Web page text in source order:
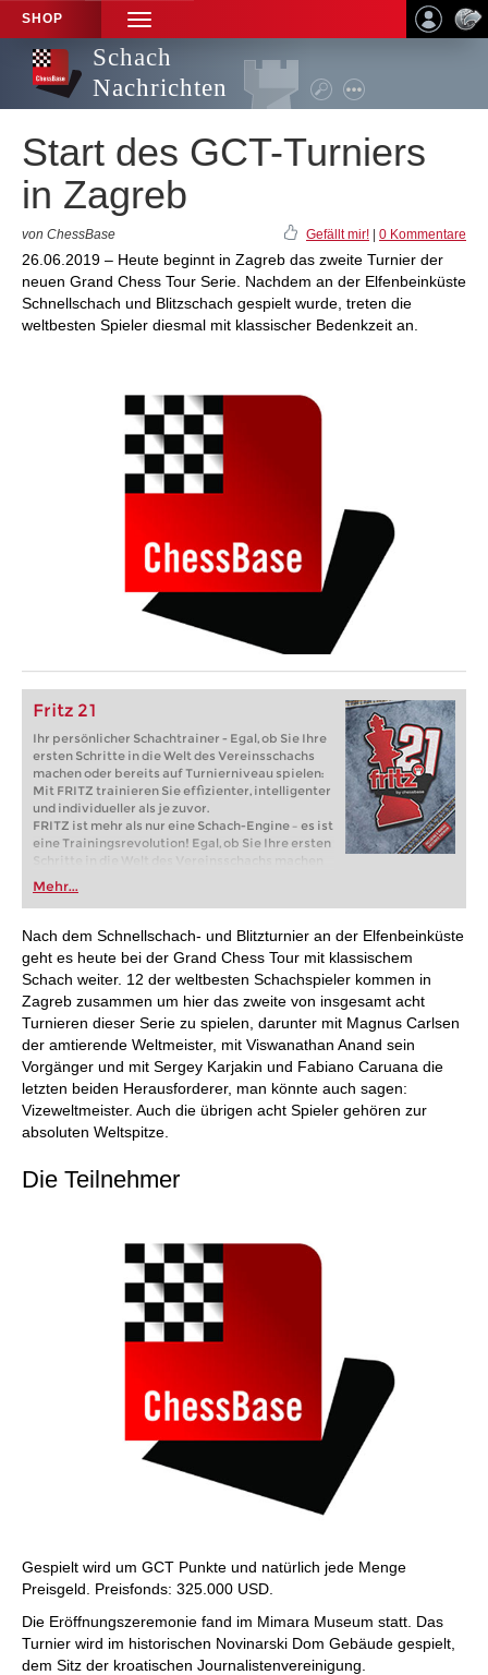
SHOP
TOGGLE
NAVIGATION
Schach
Nachrichten
Start des GCT-Turniers
in Zagreb
von ChessBase Gefällt mir! 0 Kommentare
26.06.2019 – Heute beginnt in Zagreb das zweite Turnier der
neuen Grand Chess Tour Serie. Nachdem an der Elfenbeinküste
Schnellschach und Blitzschach gespielt wurde, treten die
weltbesten Spieler diesmal mit klassischer Bedenkzeit an.
Fritz 21
Ihr persönlicher Schachtrainer - Egal, ob Sie Ihre
ersten Schritte in die Welt des Vereinsschachs
machen oder bereits auf Turnierniveau spielen:
Mit FRITZ trainieren Sie effizienter, intelligenter
und individueller als je zuvor.
FRITZ ist mehr als nur eine Schach-Engine – es ist
eine Trainingsrevolution! Egal, ob Sie Ihre ersten
Schritte in die Welt des Vereinsschachs machen
oder bereits auf Turnierniveau spielen: Mit
FRITZ trainieren Sie effizienter, intelligenter und
individueller als je zuvor.
Mehr...
Nach dem Schnellschach- und Blitzturnier an der Elfenbeinküste
geht es heute bei der Grand Chess Tour mit klassischem
Schach weiter. 12 der weltbesten Schachspieler kommen in
Zagreb zusammen um hier das zweite von insgesamt acht
Turnieren dieser Serie zu spielen, darunter mit Magnus Carlsen
der amtierende Weltmeister, mit Viswanathan Anand sein
Vorgänger und mit Sergey Karjakin und Fabiano Caruana die
letzten beiden Herausforderer, man könnte auch sagen:
Vizeweltmeister. Auch die übrigen acht Spieler gehören zur
absoluten Weltspitze.
Die Teilnehmer
Gespielt wird um GCT Punkte und natürlich jede Menge
Preisgeld. Preisfonds: 325.000 USD.
Die Eröffnungszeremonie fand im Mimara Museum statt. Das
Turnier wird im historischen Novinarski Dom Gebäude gespielt,
dem Sitz der kroatischen Journalistenvereinigung.